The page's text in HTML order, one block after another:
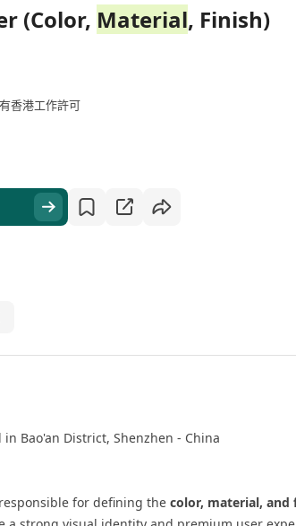
(Color, Material, Finish)
香港工作許可
Bao'an District, Shenzhen - China
for defining the color, material,